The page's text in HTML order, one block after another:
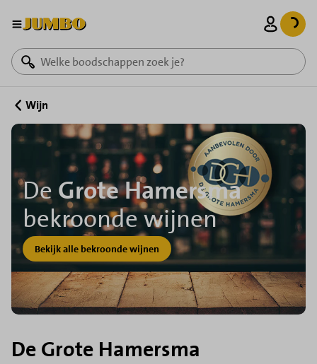
Home
Wijn
De Grote Hamersma
bekroonde wijnen
Bekijk alle bekroonde wijnen
De Grote Hamersma